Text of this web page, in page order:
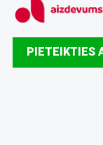
PIETEIKTIES